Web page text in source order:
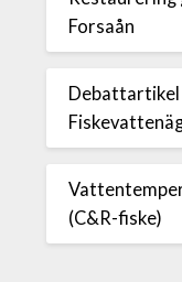
Forsaån
Debattartikel
(C&R-fiske)